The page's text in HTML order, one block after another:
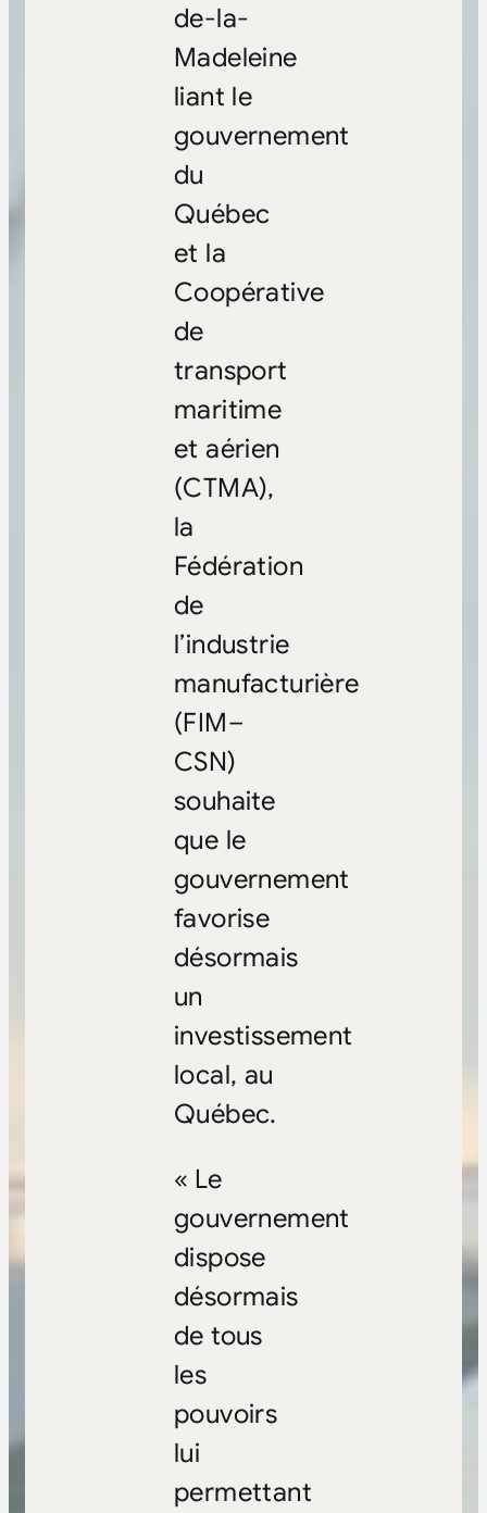
de-la-
Madeleine
liant le
gouvernement
du
Québec
et la
Coopérative
de
transport
maritime
et aérien
(CTMA),
la
Fédération
de
l’industrie
manufacturière
(FIM–
CSN)
souhaite
que le
gouvernement
favorise
désormais
un
investissement
local, au
Québec.
« Le
gouvernement
dispose
désormais
de tous
les
pouvoirs
lui
permettant